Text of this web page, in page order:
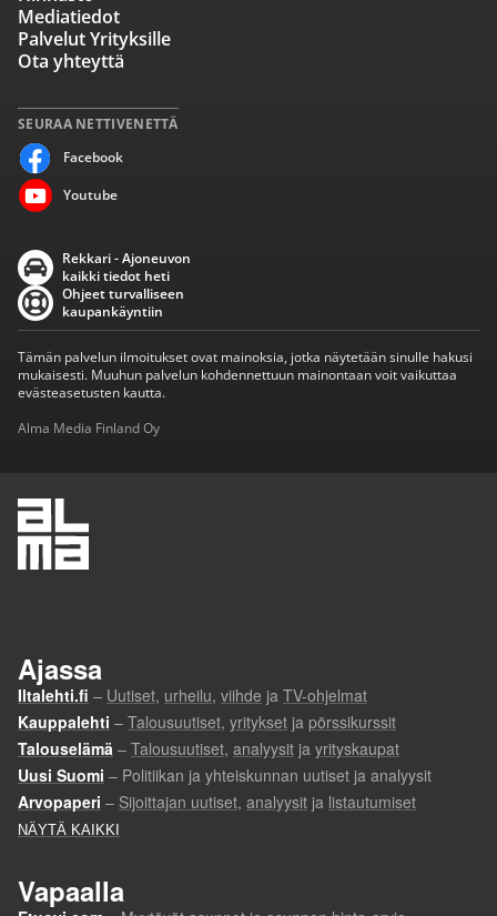
SEURAA NETTIVENETTÄ
Facebook
Youtube
Mediatiedot
Palvelut Yrityksille
Ota yhteyttä
Rekkari - Ajoneuvon
kaikki tiedot heti
Ohjeet turvalliseen
kaupankäyntiin
Tämän palvelun ilmoitukset ovat mainoksia, jotka näytetään sinulle hakusi
mukaisesti. Muuhun palvelun kohdennettuun mainontaan voit vaikuttaa
evästeasetusten kautta.
Alma Media Finland Oy